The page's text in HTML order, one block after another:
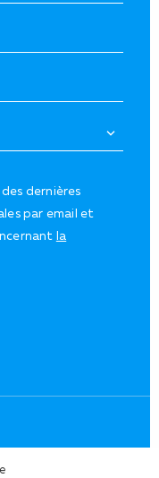
dernières
par email et
la